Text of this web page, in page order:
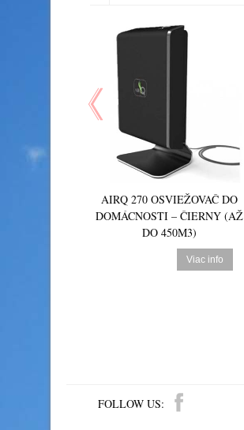
AIRQ 270 OSVIEŽOVAČ DO
DOMÁCNOSTI – ČIERNY (AŽ
DO 450M3)
Viac info
FOLLOW US: